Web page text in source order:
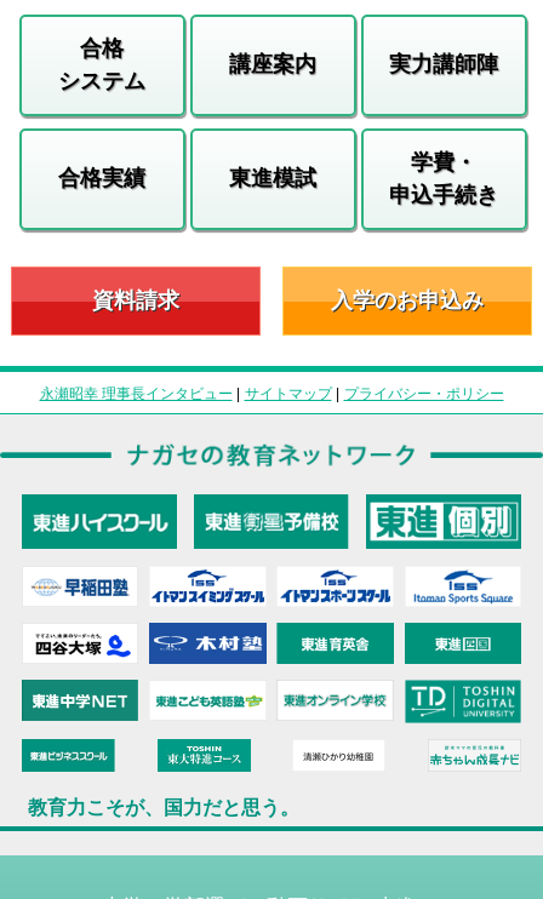
合格
システム
講座案内 実力講師陣
合格実績 東進模試
学費・
申込手続き
資料請求 入学のお申込み
永瀬昭幸 理事長インタビュー | サイトマップ| プライバシー・ポリシー
教育力こそが、国力だと思う。